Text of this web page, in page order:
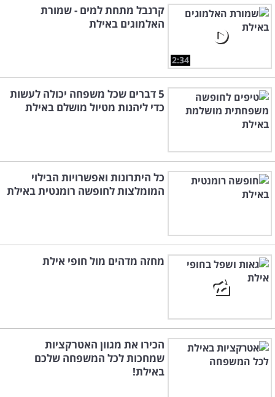
2:34
קרנבל מתחת למים - שמורת
האלמוגים באילת
5 דברים שכל משפחה יכולה לעשות
כדי ליהנות מטיול מושלם באילת
כל היתרונות ואפשרויות הבילוי
המומלצות לחופשה רומנטית באילת
מחזה מדהים מול חופי אילת
הכירו את מגוון האטרקציות
שמחכות לכל המשפחה שלכם
באילת!